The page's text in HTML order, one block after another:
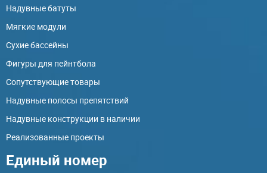
Надувные батуты
Мягкие модули
Сухие бассейны
Фигуры для пейнтбола
Сопутствующие товары
Надувные полосы препятствий
Надувные конструкции в наличии
Реализованные проекты
Единый номер